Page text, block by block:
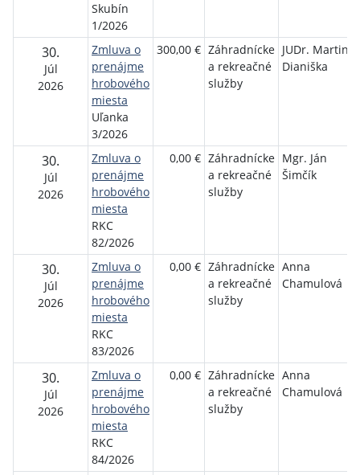
Skubín
1/2026
30.
Júl
2026
Zmluva o
prenájme
hrobového
miesta
Uľanka
3/2026
300,00 € Záhradnícke
a rekreačné
služby
JUDr. Martin
Dianiška
30.
Júl
2026
Zmluva o
prenájme
hrobového
miesta
RKC
82/2026
0,00 € Záhradnícke
a rekreačné
služby
Mgr. Ján
Šimčík
30.
Júl
2026
Zmluva o
prenájme
hrobového
miesta
RKC
83/2026
0,00 € Záhradnícke
a rekreačné
služby
Anna
Chamulová
30.
Júl
2026
Zmluva o
prenájme
hrobového
miesta
RKC
84/2026
0,00 € Záhradnícke
a rekreačné
služby
Anna
Chamulová